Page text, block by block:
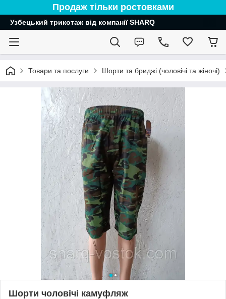
Продаж тільки ростовками
Узбецький трикотаж від компанії SHARQ
Товари та послуги Шорти та бриджі (чоловічі та жіночі)
Шорти чоловічі камуфляж